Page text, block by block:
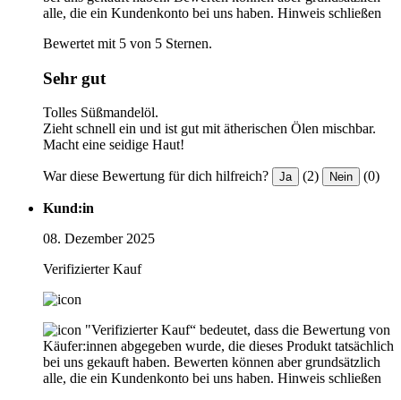
alle, die ein Kundenkonto bei uns haben. Hinweis schließen
Bewertet mit 5 von 5 Sternen.
Sehr gut
Tolles Süßmandelöl.
Zieht schnell ein und ist gut mit ätherischen Ölen mischbar.
Macht eine seidige Haut!
War diese Bewertung für dich hilfreich? Ja (2) Nein (0)
Kund:in
08. Dezember 2025
Verifizierter Kauf
"Verifizierter Kauf“ bedeutet, dass die Bewertung von
Käufer:innen abgegeben wurde, die dieses Produkt tatsächlich
bei uns gekauft haben. Bewerten können aber grundsätzlich
alle, die ein Kundenkonto bei uns haben. Hinweis schließen